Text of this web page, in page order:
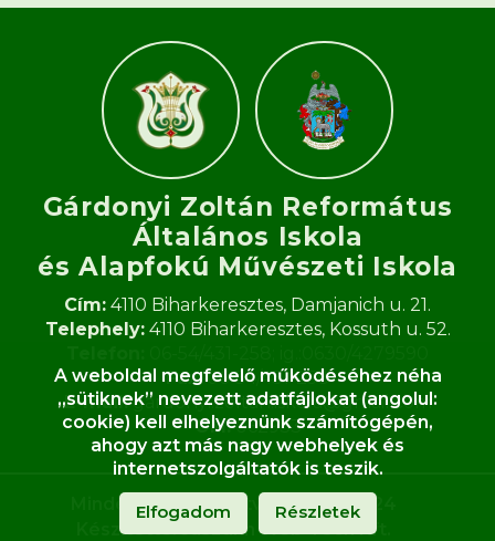
Gárdonyi Zoltán Református
Általános Iskola
és Alapfokú Művészeti Iskola​
Cím: 4110 Biharkeresztes, Damjanich u. 21.
Telephely:4110 Biharkeresztes, Kossuth u. 52.
Fax:06-54/431-258
E-mail:gardonyi.zoltan.iskola@gmail.com
OM:062933
Minden jog fenntartva © 2020-2024
Készítette:Jusztinn Web-Tech Kft.
A weboldal megfelelő működéséhez néha
„sütiknek” nevezett adatfájlokat (angolul:
cookie) kell elhelyeznünk számítógépén,
ahogy azt más nagy webhelyek és
internetszolgáltatók is teszik.
Elfogadom Részletek